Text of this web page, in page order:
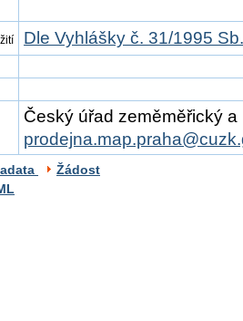
Dle Vyhlášky č. 31/1995 Sb.
Český úřad zeměměřický
Žádost